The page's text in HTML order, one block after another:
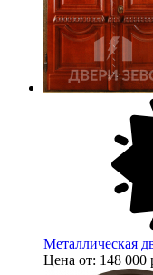
Металлическая
Цена от: 148 000